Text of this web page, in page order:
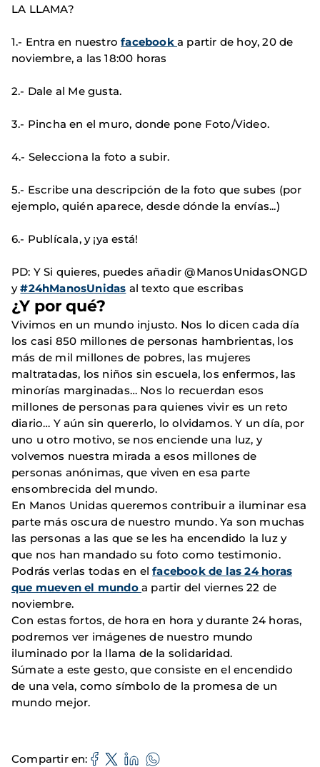
LA LLAMA?
1.- Entra en nuestrofacebooka partir de hoy, 20 de
noviembre, a las 18:00 horas
2.- Dale al Me gusta.
3.- Pincha en el muro, donde pone Foto/Video.
4.- Selecciona la foto a subir.
5.- Escribe una descripción de la foto que subes (por
ejemplo, quién aparece, desde dónde la envías...)
6.- Publícala, y ¡ya está!
PD: Y Si quieres, puedes añadir @ManosUnidasONGD
y#24hManosUnidas al texto que escribas
¿Y por qué?
Vivimos en un mundo injusto. Nos lo dicen cada día
los casi 850 millones de personas hambrientas, los
más de mil millones de pobres, las mujeres
maltratadas, los niños sin escuela, los enfermos, las
minorías marginadas… Nos lo recuerdan esos
millones de personas para quienes vivir es un reto
diario… Y aún sin quererlo, lo olvidamos. Y un día, por
uno u otro motivo, se nos enciende una luz, y
volvemos nuestra mirada a esos millones de
personas anónimas, que viven en esa parte
ensombrecida del mundo.
En Manos Unidas queremos contribuir a iluminar esa
parte más oscura de nuestro mundo. Ya son muchas
las personas a las que se les ha encendido la luz y
que nos han mandado su foto como testimonio.
Podrás verlas todas en elfacebook de las 24 horas
que mueven el mundo a partir del viernes 22 de
noviembre.
Con estas fortos, de hora en hora y durante 24 horas,
podremos ver imágenes de nuestro mundo
iluminado por la llama de la solidaridad.
Súmate a este gesto, que consiste en el encendido
de una vela, como símbolo de la promesa de un
mundo mejor.
Compartir en